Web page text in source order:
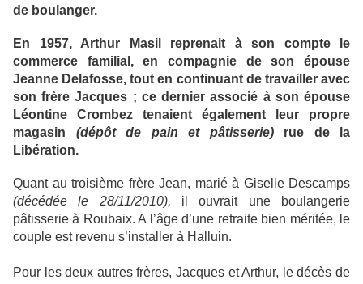
de boulanger.
En 1957, Arthur Masil reprenait à son compte le
commerce familial, en compagnie de son épouse
Jeanne Delafosse, tout en continuant de travailler avec
son frère Jacques ; ce dernier associé à son épouse
Léontine Crombez tenaient également leur propre
magasin (dépôt de pain et pâtisserie)rue de la
Libération.
Quant au troisième frère Jean, marié à Giselle Descamps
(décédée le 28/11/2010), il ouvrait une boulangerie
pâtisserie à Roubaix. A l’âge d’une retraite bien méritée, le
couple est revenu s’installer à Halluin.
Pour les deux autres frères, Jacques et Arthur, le décès de